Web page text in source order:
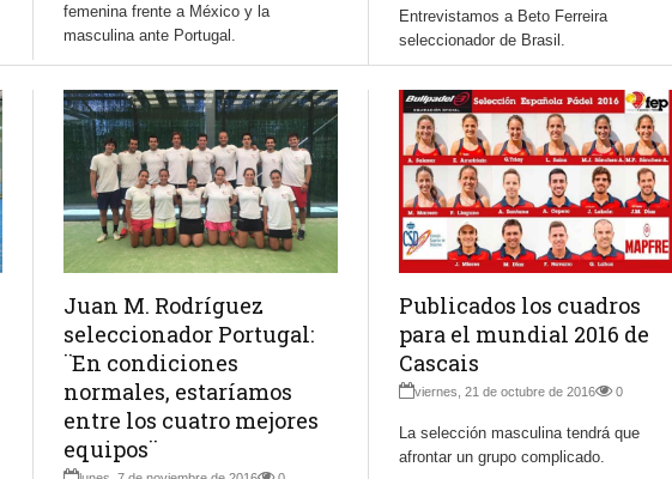
femenina frente a México y la
masculina ante Portugal.
Entrevistamos a Beto Ferreira
seleccionador de Brasil.
Juan M. Rodríguez
seleccionador Portugal:
¨En condiciones
normales, estaríamos
entre los cuatro mejores
equipos¨
Publicados los cuadros
para el mundial 2016 de
Cascais
viernes, 21 de octubre de 2016 0
La selección masculina tendrá que
afrontar un grupo complicado.